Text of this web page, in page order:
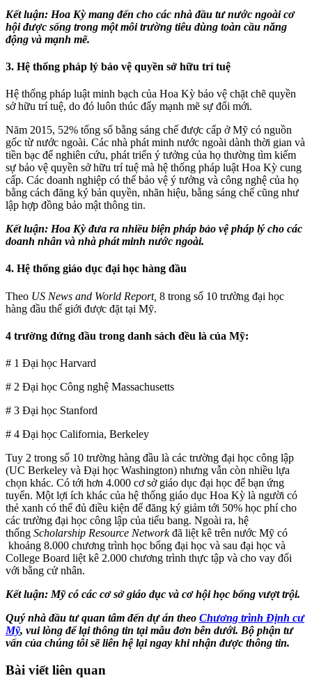
Kết luận: Hoa Kỳ mang đến cho các nhà đầu tư nước ngoàicơ
hộiđược sống trong một môi trường tiêu dùng toàn cầu năng
động và mạnh mẽ.
3. Hệ thống pháp lý bảo vệ quyền sở hữu trí tuệ
Hệ thống pháp luật minh bạch của Hoa Kỳ bảo vệ chặt chẽ quyền
sở hữu trí tuệ, do đó luôn thúc đẩy mạnh mẽ sự đổi mới.
Năm 2015, 52% tổng số bằng sáng chế được cấp ở Mỹ có nguồn
gốc từ nước ngoài. Các nhà phát minh nước ngoài dành thời gian và
tiền bạc để nghiên cứu, phát triển ý tưởng của họ thường tìm kiếm
sự bảo vệ quyền sở hữu trí tuệ mà hệ thống pháp luật Hoa Kỳ cung
cấp. Các doanh nghiệp có thể bảo vệ ý tưởng và công nghệ của họ
bằng cách đăng ký bản quyền, nhãn hiệu, bằng sáng chế cũng như
lập hợp đồng bảo mật thông tin.
Kết luận: Hoa Kỳ đưa ra nhiều biện pháp bảo vệ pháp lý cho các
doanh nhân và nhà phát minh nước ngoài.
4. Hệ thống giáo dục đại học hàng đầu
Theo US News and World Report, 8 trong số 10 trường đại học
hàng đầu thế giới được đặt tại Mỹ.
4 trường đứng đầu trong danh sách đều là của Mỹ:
# 1 Đại học Harvard
# 2 Đại học Công nghệ Massachusetts
# 3 Đại học Stanford
# 4 Đại học California, Berkeley
Tuy 2 trong số 10 trường hàng đầu là các trường đại học công lập
(UC Berkeley và Đại học Washington) nhưng vẫn còn nhiều lựa
chọn khác. Có tới hơn 4.000 cơ sở giáo dục đại học để bạn ứng
tuyển. Một lợi ích khác của hệ thống giáo dục Hoa Kỳ là người có
thẻ xanh có thể đủ điều kiện để đăng ký giảm tới 50% học phí cho
các trường đại học công lập của tiểu bang. Ngoài ra, hệ
thống Scholarship Resource Networkđã liệt kê trên nước Mỹ có
khoảng 8.000 chương trình học bổng đại học và sau đại học và
College Board liệt kê 2.000 chương trình thực tập và cho vay đối
với bằng cử nhân.
Kết luận: Mỹ có các cơ sở giáo dục và cơ hội học bổng vượt trội.
Quý nhà đầu tư quan tâm đến dự án theo Chương trình Định cư
Mỹ, vui lòng để lại thông tin tại mẫu đơn bên dưới. Bộ phận tư
vấn của chúng tôi sẽ liên hệ lại ngay khi nhận được thông tin.
Bài viết liên quan